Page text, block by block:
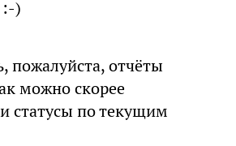
:-)
пожалуйста, отчёты
можно скорее
статусы по текущим